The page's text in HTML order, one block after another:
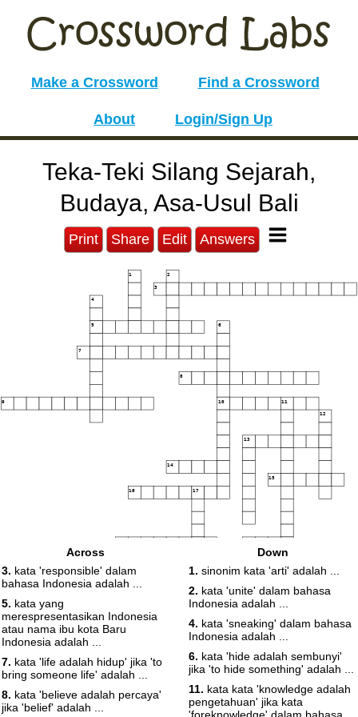
Make a Crossword Find a Crossword
About Login/Sign Up
Teka-Teki Silang Sejarah,
Budaya, Asa-Usul Bali
Print Share Edit Answers
1 2
3
4
5 6
7
8
9 10 11
12
13
14
15
16 17
Across
3. kata 'responsible' dalam
bahasa Indonesia adalah ...
5. kata yang
merespresentasikan Indonesia
atau nama ibu kota Baru
Indonesia adalah ...
7. kata 'life adalah hidup' jika 'to
bring someone life' adalah ...
8. kata 'believe adalah percaya'
jika 'belief' adalah ...
Down
1. sinonim kata 'arti' adalah ...
2. kata 'unite' dalam bahasa
Indonesia adalah ...
4. kata 'sneaking' dalam bahasa
Indonesia adalah ...
6. kata 'hide adalah sembunyi'
jika 'to hide something' adalah ...
11. kata kata 'knowledge adalah
pengetahuan' jika kata